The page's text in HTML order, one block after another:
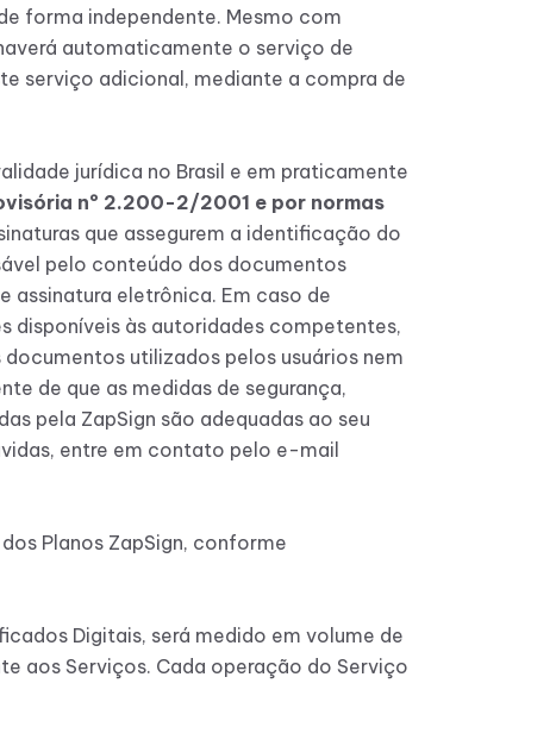
forma independente. Mesmo com
automaticamente o serviço de
serviço adicional, mediante a compra de
jurídica no Brasil e em praticamente
nº 2.200-2/2001 e por normas
que assegurem a identificação do
pelo conteúdo dos documentos
eletrônica. Em caso de
disponíveis às autoridades competentes,
utilizados pelos usuários nem
de que as medidas de segurança,
pela ZapSign são adequadas ao seu
entre em contato pelo e-mail
Planos ZapSign, conforme
Digitais, será medido em volume de
aos Serviços. Cada operação do Serviço